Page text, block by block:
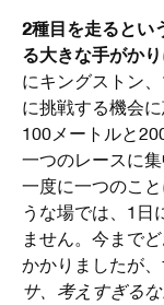
2種目を走るとい
る大きな手がかり
にキングストン
に挑戦する機会
100メートルと
一つのレースに
一度に一つのこ
うな場では、1日
ません。今まで
かかりましたが
サ、考えすぎる